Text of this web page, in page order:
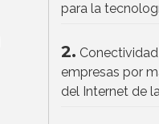
para la
2.
empresas por
del Internet de